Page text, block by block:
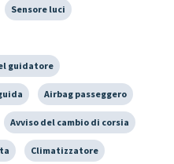
Sensore luci
guidatore
Airbag passeggero
Avviso del cambio di corsia
Climatizzatore